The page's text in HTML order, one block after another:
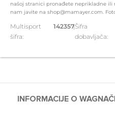
našoj stranici pronađete neprikladne ili
nam javite na shop@mamayer.com.
Multisport
šifra:
142357|Šifra
dobavljača:
INFORMACIJE O WAG